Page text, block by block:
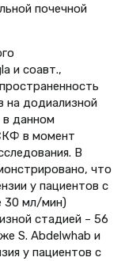
почечной
и соавт.,
на додиализной
в данном
в момент
В
что
у пациентов с
30 мл/мин)
стадией – 56
S. Abdelwhab и
у пациентов с